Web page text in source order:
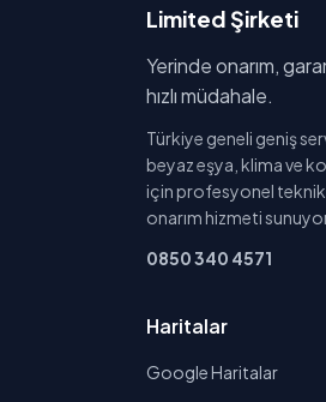
Limited Şirketi
Yerinde onarım,
hızlı müdahale.
Türkiye geneli geniş
beyaz eşya, klima ve
için profesyonel
onarım hizmeti
0850 340 4571
Haritalar
Google Haritalar